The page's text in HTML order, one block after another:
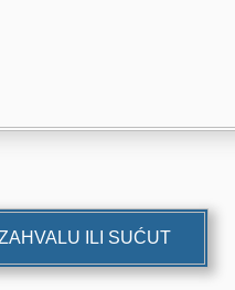
ILI SUĆUT